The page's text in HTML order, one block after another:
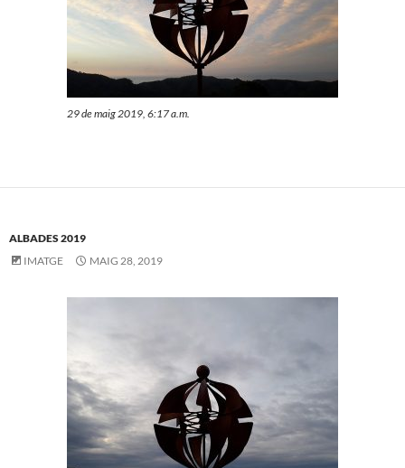
29 de maig 2019, 6:17 a.m.
ALBADES 2019
IMATGE
MAIG 28, 2019